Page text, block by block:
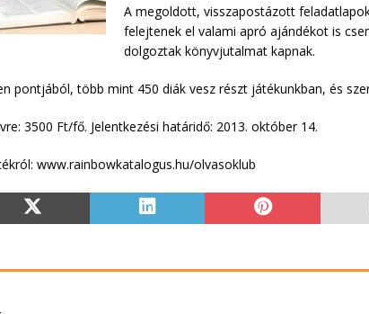
A megoldott, visszapostázott
felejtenek el valami apró ajándékot is
dolgoztak könyvjutalmat kapnak.
pontjából, több mint 450 diák vesz részt játékunkban, és
3500 Ft/fő. Jelentkezési határidő: 2013. október 14.
www.rainbowkatalogus.hu/olvasoklub